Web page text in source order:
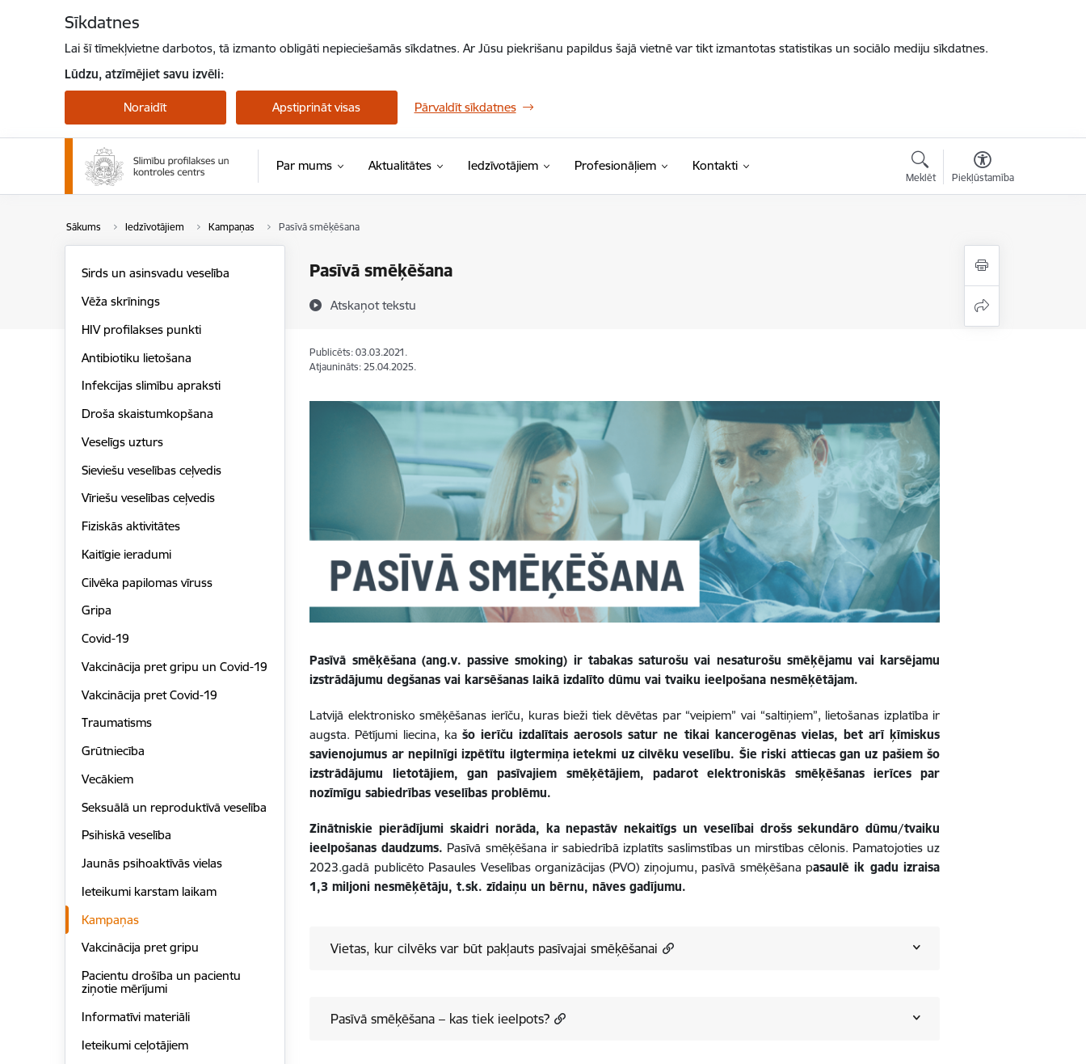
Sīkdatnes
Lai šī tīmekļvietne darbotos, tā izmanto obligāti nepieciešamās sīkdatnes. Ar Jūsu piekrišanu papildus šajā vietnē var tikt izmantotas statistikas un sociālo mediju sīkdatnes.
Lūdzu, atzīmējiet savu izvēli:
Noraidīt Apstiprināt visas Pārvaldīt sīkdatnes
Par mums Aktualitātes Iedzīvotājiem Profesionāļiem Kontakti
Pērtiķu bakas
Meklēt Piekļūstamība
Sākums Iedzīvotājiem Kampaņas Pasīvā smēķēšana
Pasīvā smēķēšana
Atskaņot tekstu
Sirds un asinsvadu veselība
Vēža skrīnings
HIV profilakses punkti
Antibiotiku lietošana
Infekcijas slimību apraksti
Droša skaistumkopšana
Veselīgs uzturs
Sieviešu veselības ceļvedis
Vīriešu veselības ceļvedis
Fiziskās aktivitātes
Kaitīgie ieradumi
Cilvēka papilomas vīruss
Gripa
Covid-19
Vakcinācija pret gripu un Covid-19
Vakcinācija pret Covid-19
Traumatisms
Grūtniecība
Vecākiem
Seksuālā un reproduktīvā veselība
Psihiskā veselība
Jaunās psihoaktīvās vielas
Ieteikumi karstam laikam
Kampaņas
Vakcinācija pret gripu
Pacientu drošība un pacientu
ziņotie mērījumi
Informatīvi materiāli
Ieteikumi ceļotājiem
Publicēts: 03.03.2021.
Atjaunināts: 25.04.2025.
Pasīvā smēķēšana (ang.v. passive smoking) ir tabakas saturošu vai nesaturošu smēķējamu vai karsējamu
izstrādājumu degšanas vai karsēšanas laikā izdalīto dūmu vai tvaiku ieelpošana nesmēķētājam.
Latvijā elektronisko smēķēšanas ierīču, kuras bieži tiek dēvētas par “veipiem” vai “saltiņiem”, lietošanas izplatība ir
augsta. Pētījumi liecina, ka šo ierīču izdalītais aerosols satur ne tikai kancerogēnas vielas, bet arī ķīmiskus
savienojumus ar nepilnīgi izpētītu ilgtermiņa ietekmi uz cilvēku veselību. Šie riski attiecas gan uz pašiem šo
izstrādājumu lietotājiem, gan pasīvajiem smēķētājiem, padarot elektroniskās smēķēšanas ierīces par
nozīmīgu sabiedrības veselības problēmu.
Zinātniskie pierādījumi skaidri norāda, ka nepastāv nekaitīgs un veselībai drošs sekundāro dūmu/tvaiku
ieelpošanas daudzums. Pasīvā smēķēšana ir sabiedrībā izplatīts saslimstības un mirstības cēlonis. Pamatojoties uz
2023.gadā publicēto Pasaules Veselības organizācijas (PVO) ziņojumu, pasīvā smēķēšana pasaulē ik gadu izraisa
1,3 miljoni nesmēķētāju, t.sk. zīdaiņu un bērnu, nāves gadījumu.
Vietas, kur cilvēks var būt pakļauts pasīvajai smēķēšanai
Pasīvā smēķēšana – kas tiek ieelpots?